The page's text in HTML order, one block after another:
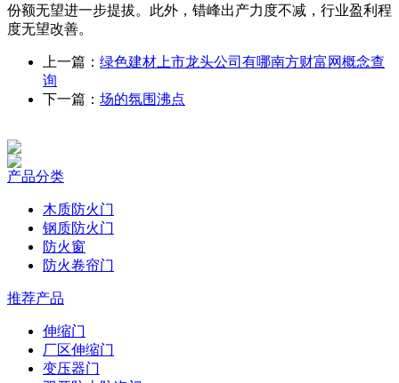
份额无望进一步提拔。此外，错峰出产力度不减，行业盈利程
度无望改善。
上一篇： 绿色建材上市龙头公司有哪南方财富网概念查
询
下一篇： 场的氛围沸点
产品分类
木质防火门
钢质防火门
防火窗
防火卷帘门
推荐产品
伸缩门
厂区伸缩门
变压器门